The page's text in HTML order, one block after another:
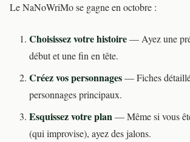
Le NaNoWriMo se gagne en octobre :
Choisissez votre histoire— Ayez une
début et une fin en tête.
Créez vos personnages— Fiches
personnages principaux.
Esquissez votre plan— Même si vous
(qui improvise), ayez des jalons.